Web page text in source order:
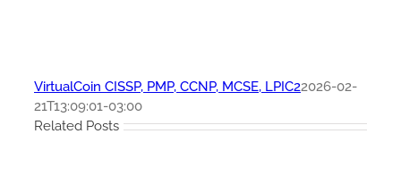
VirtualCoin CISSP, PMP, CCNP, MCSE, LPIC22026-02-
21T13:09:01-03:00
Related Posts